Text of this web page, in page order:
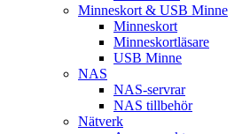
Minneskort & USB Minne
Minneskort
Minneskortläsare
USB Minne
NAS
NAS-servrar
NAS tillbehör
Nätverk